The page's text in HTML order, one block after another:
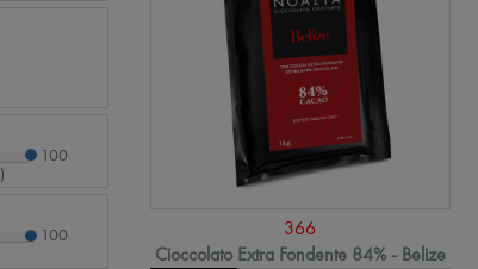
100
)
100
366
Cioccolato Extra Fondente 84% - Belize